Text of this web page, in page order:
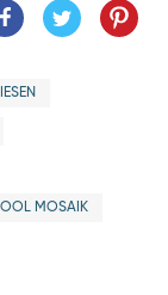
MOSAIK